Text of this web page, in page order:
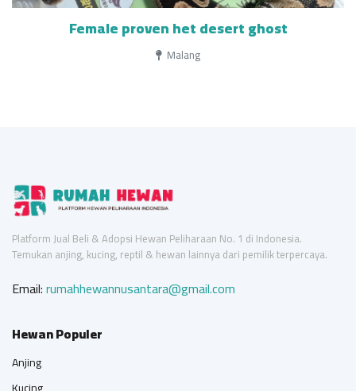
Female proven het desert ghost
Malang
Platform Jual Beli & Adopsi Hewan Peliharaan No. 1 di Indonesia.
Temukan anjing, kucing, reptil & hewan lainnya dari pemilik terpercaya.
Email:rumahhewannusantara@gmail.com
Hewan Populer
Anjing